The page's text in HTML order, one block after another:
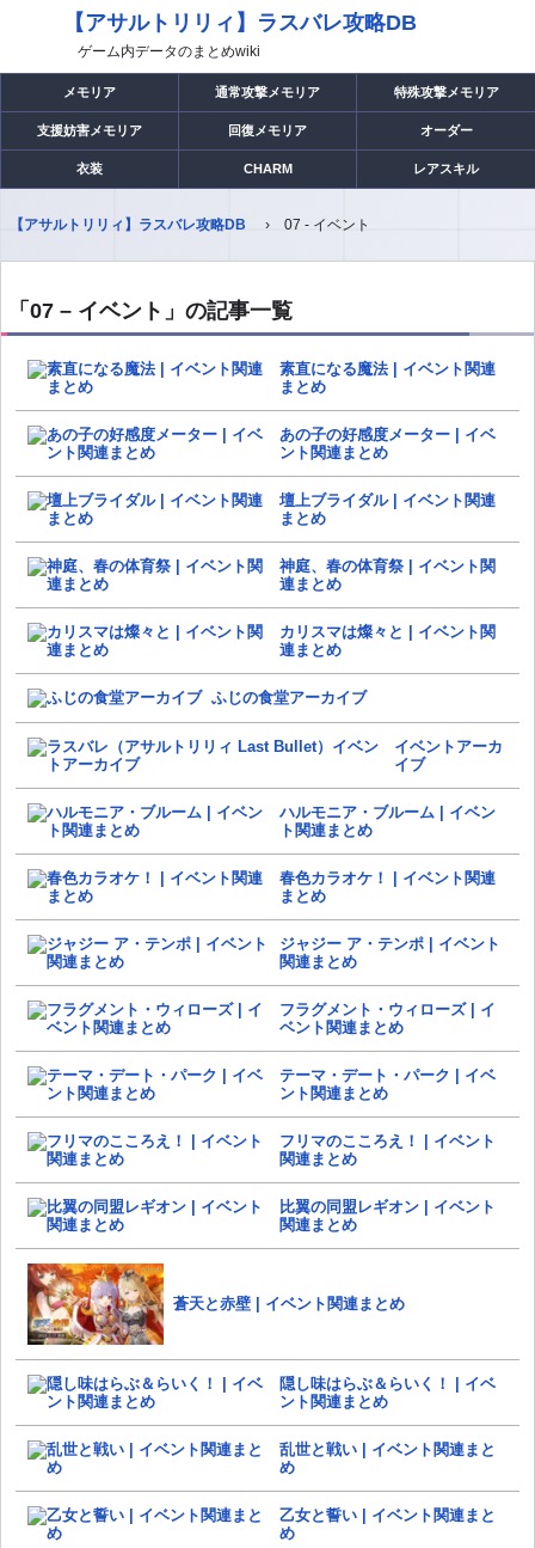
【アサルトリリィ】ラスバレ攻略DB
ゲーム内データのまとめwiki
メモリア 通常攻撃メモリア 特殊攻撃メモリア
支援妨害メモリア 回復メモリア オーダー
衣装 CHARM レアスキル
【アサルトリリィ】ラスバレ攻略DB 07 - イベント
「07 – イベント」の記事一覧
素直になる魔法 | イベント関連
まとめ
あの子の好感度メーター | イベ
ント関連まとめ
壇上ブライダル | イベント関連
まとめ
神庭、春の体育祭 | イベント関
連まとめ
カリスマは燦々と | イベント関
連まとめ
ふじの食堂アーカイブ
イベントアーカ
イブ
ハルモニア・ブルーム | イベン
ト関連まとめ
春色カラオケ！ | イベント関連
まとめ
ジャジー ア・テンポ | イベント
関連まとめ
フラグメント・ウィローズ | イ
ベント関連まとめ
テーマ・デート・パーク | イベ
ント関連まとめ
フリマのこころえ！ | イベント
関連まとめ
比翼の同盟レギオン | イベント
関連まとめ
蒼天と赤壁 | イベント関連まとめ
隠し味はらぶ＆らいく！ | イベ
ント関連まとめ
乱世と戦い | イベント関連まと
め
乙女と誓い | イベント関連まと
め